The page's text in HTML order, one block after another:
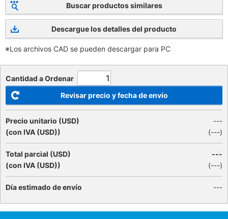
Buscar productos similares
Descargue los detalles del producto
※Los archivos CAD se pueden descargar para PC
Cantidad a Ordenar
Revisar precio y fecha de envío
Precio unitario (USD)
(con IVA (USD))
---
(---)
Total parcial (USD)
(con IVA (USD))
---
(---)
Día estimado de envío ---